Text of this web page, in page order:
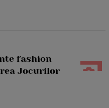
fashion
Jocurilor